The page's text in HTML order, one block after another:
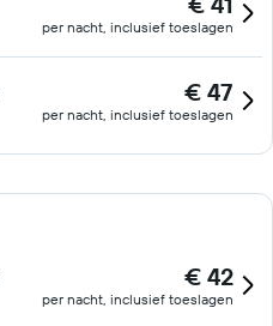
per nacht, inclusief toeslagen
€ 47
per nacht, inclusief toeslagen
€ 42
per nacht, inclusief toeslagen